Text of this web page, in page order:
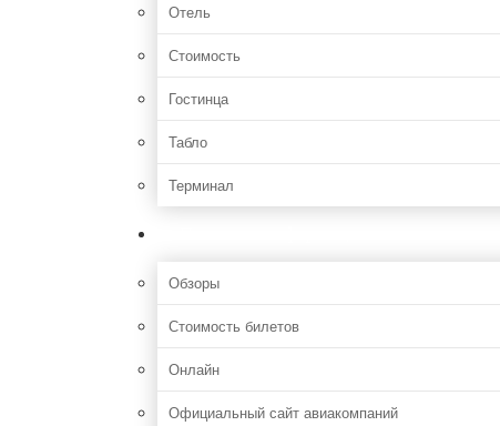
Отель
Стоимость
Гостинца
Табло
Терминал
Обзоры
Стоимость билетов
Онлайн
Официальный сайт авиакомпаний